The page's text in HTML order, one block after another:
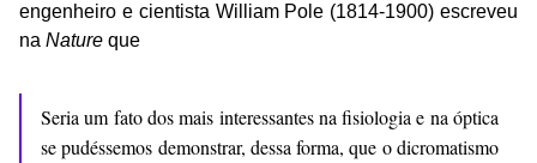
engenheiro e cientista William Pole (1814-1900) escreveu
na Nature que
Seria um fato dos mais interessantes na fisiologia e na óptica
se pudéssemos demonstrar, dessa forma, que o dicromatismo